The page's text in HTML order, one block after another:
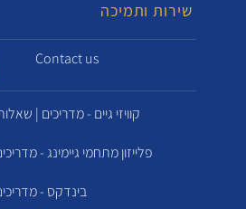
שירות ותמיכה
Contact us
קוויזי גיים - מדריכים |
פלייזון מתחמי גיימינג -
בינדקס -